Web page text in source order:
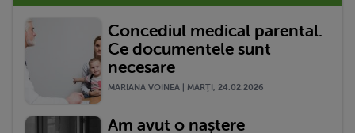
Concediul medical parental.
Ce documentele sunt
necesare
MARIANA VOINEA | MARŢI, 24.02.2026
Am avut o naștere